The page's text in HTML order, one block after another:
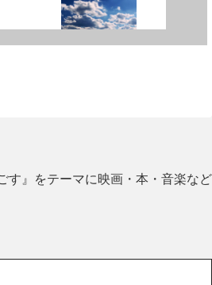
す』をテーマに映画・本・音楽など